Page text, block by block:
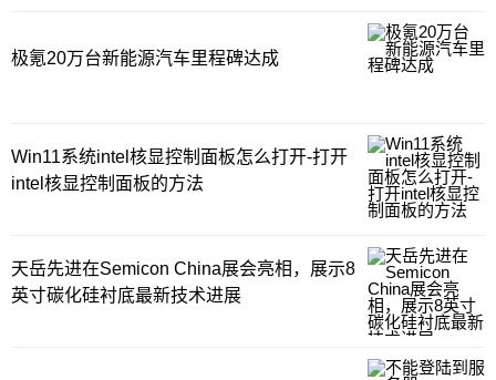
极氪20万台新能源汽车里程碑达成
Win11系统intel核显控制面板怎么打开-打开
intel核显控制面板的方法
天岳先进在Semicon China展会亮相，展示8
英寸碳化硅衬底最新技术进展